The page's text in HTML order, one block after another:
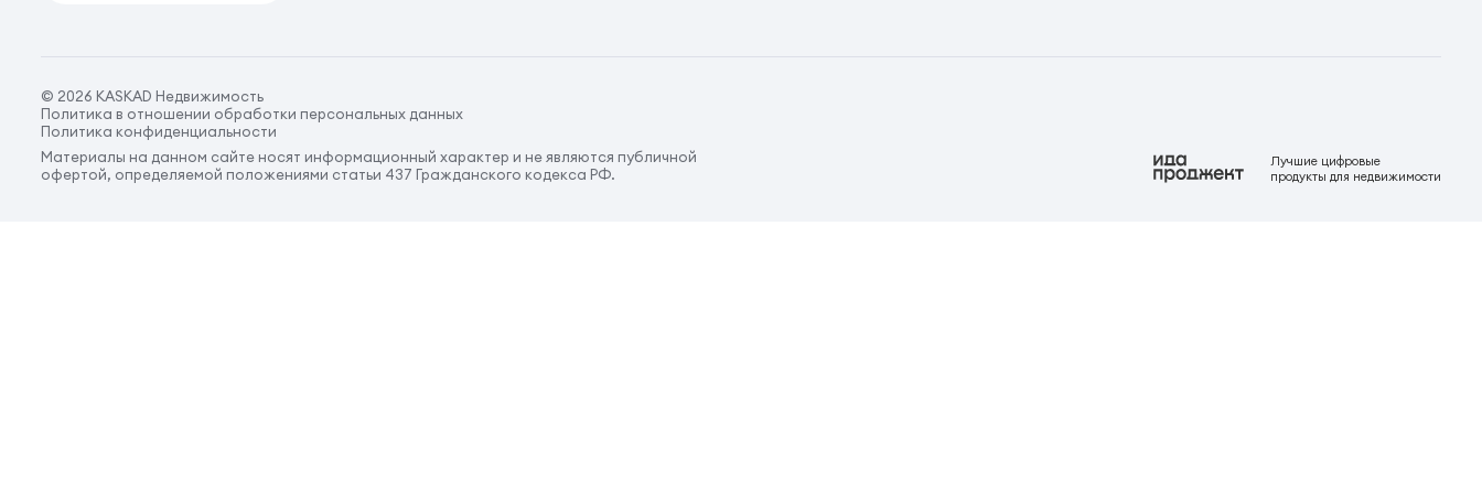
© 2026 KASKAD Недвижимость
Политика в отношении обработки персональных данных
Политика конфиденциальности
Материалы на данном сайте носят информационный характер и не являются публичной
офертой, определяемой положениями статьи 437 Гражданского кодекса РФ.
Лучшие цифровые
продукты для недвижимости